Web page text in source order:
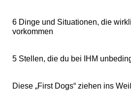
6 Dinge und Situationen, die
vorkommen
5 Stellen, die du bei IHM
Diese „First Dogs“ ziehen ins